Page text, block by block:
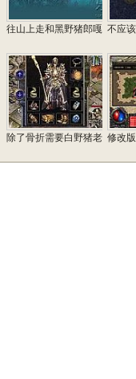
往山上走和黑野猪郎嘎 不应
除了骨折需要白野猪老 修改